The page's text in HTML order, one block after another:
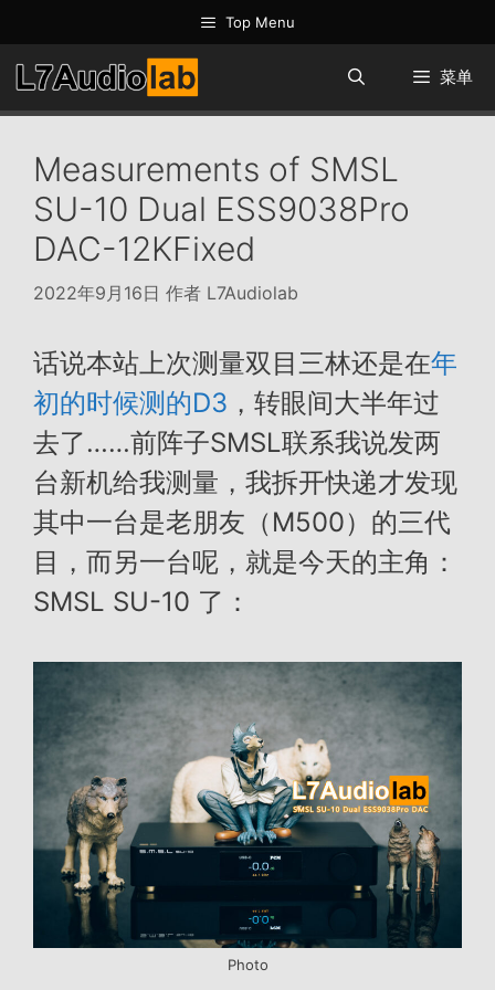
至
内
容
Top Menu
菜单
Measurements of SMSL
SU-10 Dual ESS9038Pro
DAC-12KFixed
2022年9月16日 作者 L7Audiolab
话说本站上次测量双目三林还是在年
初的时候测的D3 ，转眼间大半年过
去了……前阵子SMSL联系我说发两
台新机给我测量，我拆开快递才发现
其中一台是老朋友（M500）的三代
目，而另一台呢，就是今天的主角：
SMSL SU-10 了：
Photo